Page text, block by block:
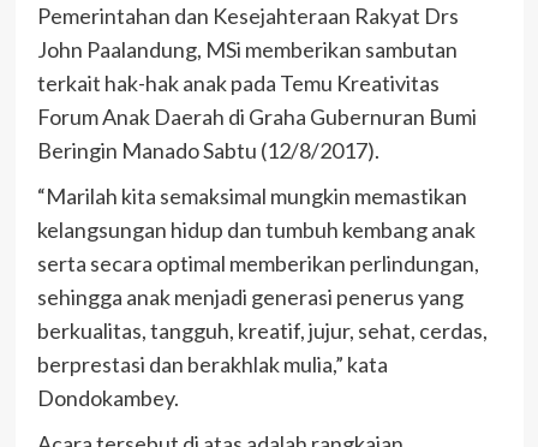
Pemerintahan dan Kesejahteraan Rakyat Drs
John Paalandung, MSi memberikan sambutan
terkait hak-hak anak pada Temu Kreativitas
Forum Anak Daerah di Graha Gubernuran Bumi
Beringin Manado Sabtu (12/8/2017).
“Marilah kita semaksimal mungkin memastikan
kelangsungan hidup dan tumbuh kembang anak
serta secara optimal memberikan perlindungan,
sehingga anak menjadi generasi penerus yang
berkualitas, tangguh, kreatif, jujur, sehat, cerdas,
berprestasi dan berakhlak mulia,” kata
Dondokambey.